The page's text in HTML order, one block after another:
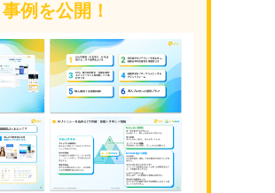
験を受ける
画面インタラクション
習プログラム
事例を公開！